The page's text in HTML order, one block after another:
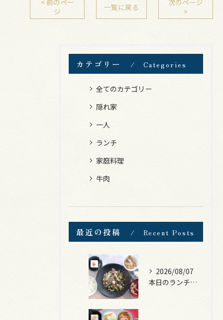
< 前のペー
ジ
一覧に戻る
次のページ
>
カテゴリー Categories
全てのカテゴリー
隠れ家
一人
ランチ
家庭料理
牛肉
最近の投稿 Recent Posts
2026/08/07
本日のランチは、黒毛和牛のチャプチェ！